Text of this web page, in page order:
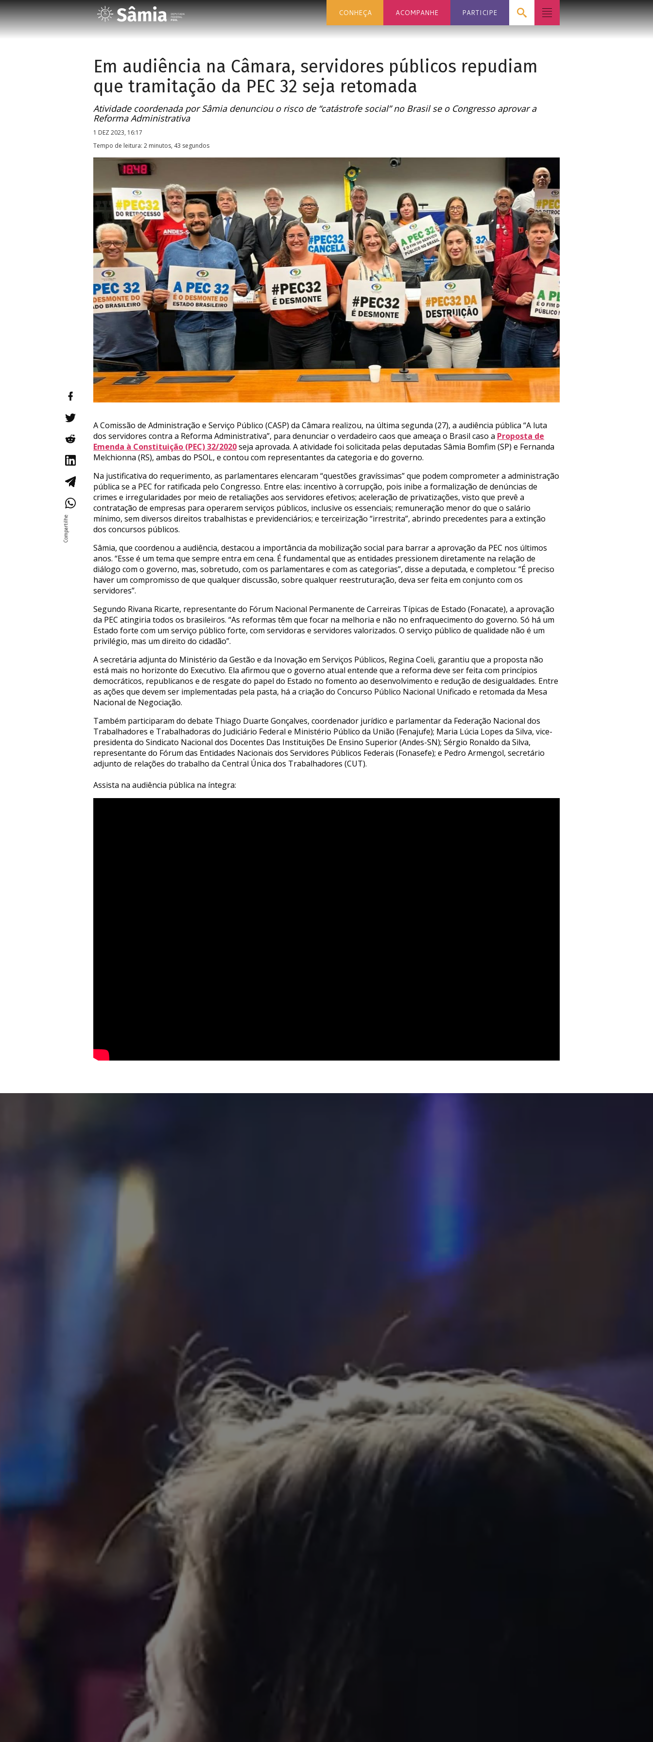
CONHEÇA ACOMPANHE PARTICIPE
Em audiência na Câmara, servidores públicos repudiam
que tramitação da PEC 32 seja retomada
Atividade coordenada por Sâmia denunciou o risco de “catástrofe social” no Brasil se o Congresso aprovar a
Reforma Administrativa
1 DEZ 2023, 16:17
Tempo de leitura: 2 minutos, 43 segundos
A Comissão de Administração e Serviço Público (CASP) da Câmara realizou, na última segunda (27), a audiência pública “A luta
dos servidores contra a Reforma Administrativa”, para denunciar o verdadeiro caos que ameaça o Brasil caso a Proposta de
Emenda à Constituição (PEC) 32/2020seja aprovada. A atividade foi solicitada pelas deputadas Sâmia Bomfim (SP) e Fernanda
Melchionna (RS), ambas do PSOL, e contou com representantes da categoria e do governo.
Na justificativa do requerimento, as parlamentares elencaram “questões gravíssimas” que podem comprometer a administração
pública se a PEC for ratificada pelo Congresso. Entre elas: incentivo à corrupção, pois inibe a formalização de denúncias de
crimes e irregularidades por meio de retaliações aos servidores efetivos; aceleração de privatizações, visto que prevê a
contratação de empresas para operarem serviços públicos, inclusive os essenciais; remuneração menor do que o salário
mínimo, sem diversos direitos trabalhistas e previdenciários; e terceirização “irrestrita”, abrindo precedentes para a extinção
dos concursos públicos.
Sâmia, que coordenou a audiência, destacou a importância da mobilização social para barrar a aprovação da PEC nos últimos
anos. “Esse é um tema que sempre entra em cena. É fundamental que as entidades pressionem diretamente na relação de
diálogo com o governo, mas, sobretudo, com os parlamentares e com as categorias”, disse a deputada, e completou: “É preciso
haver um compromisso de que qualquer discussão, sobre qualquer reestruturação, deva ser feita em conjunto com os
servidores”.
Segundo Rivana Ricarte, representante do Fórum Nacional Permanente de Carreiras Típicas de Estado (Fonacate), a aprovação
da PEC atingiria todos os brasileiros. “As reformas têm que focar na melhoria e não no enfraquecimento do governo. Só há um
Estado forte com um serviço público forte, com servidoras e servidores valorizados. O serviço público de qualidade não é um
privilégio, mas um direito do cidadão”.
A secretária adjunta do Ministério da Gestão e da Inovação em Serviços Públicos, Regina Coeli, garantiu que a proposta não
está mais no horizonte do Executivo. Ela afirmou que o governo atual entende que a reforma deve ser feita com princípios
democráticos, republicanos e de resgate do papel do Estado no fomento ao desenvolvimento e redução de desigualdades. Entre
as ações que devem ser implementadas pela pasta, há a criação do Concurso Público Nacional Unificado e retomada da Mesa
Nacional de Negociação.
Também participaram do debate Thiago Duarte Gonçalves, coordenador jurídico e parlamentar da Federação Nacional dos
Trabalhadores e Trabalhadoras do Judiciário Federal e Ministério Público da União (Fenajufe); Maria Lúcia Lopes da Silva, vice-
presidenta do Sindicato Nacional dos Docentes Das Instituições De Ensino Superior (Andes-SN); Sérgio Ronaldo da Silva,
representante do Fórum das Entidades Nacionais dos Servidores Públicos Federais (Fonasefe); e Pedro Armengol, secretário
adjunto de relações do trabalho da Central Única dos Trabalhadores (CUT).
Assista na audiência pública na íntegra: